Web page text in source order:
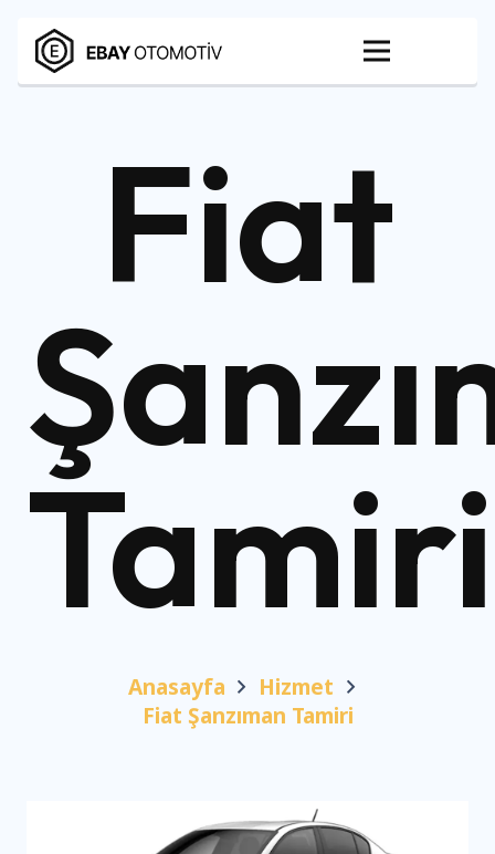
Fiat
Tamiri
Anasayfa
Hizmet
Fiat Şanzıman Tamiri